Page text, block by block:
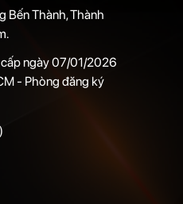
Bến Thành, Thành
ngày 07/01/2026
- Phòng đăng ký